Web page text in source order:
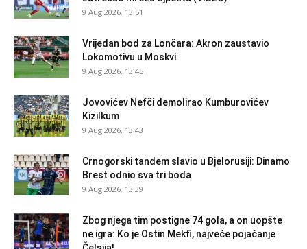
9 Aug 2026. 13:51
Vrijedan bod za Lončara: Akron zaustavio
Lokomotivu u Moskvi
9 Aug 2026. 13:45
Jovovićev Nefči demolirao Kumburovićev
Kizilkum
9 Aug 2026. 13:43
Crnogorski tandem slavio u Bjelorusiji: Dinamo
Brest odnio sva tri boda
9 Aug 2026. 13:39
Zbog njega tim postigne 74 gola, a on uopšte
ne igra: Ko je Ostin Mekfi, najveće pojačanje